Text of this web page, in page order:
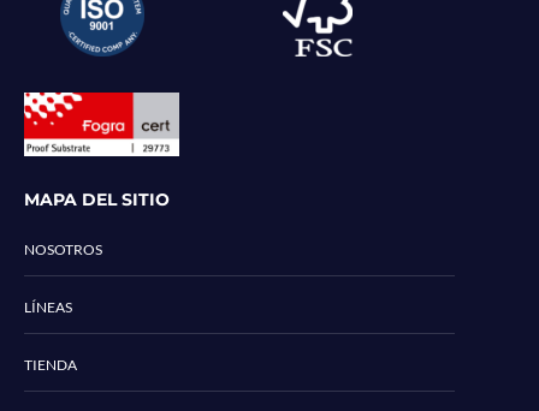
MAPA DEL SITIO
NOSOTROS
LÍNEAS
TIENDA